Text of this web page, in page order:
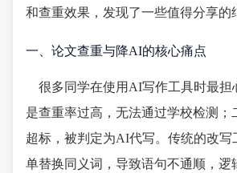
和查重效果，发现了一些值得分享的
一、论文查重与降AI的核心痛点
很多同学在使用AI写作工具时最担
是查重率过高，无法通过学校检测；
超标，被判定为AI代写。传统的改写
单替换同义词，导致语句不通顺，逻